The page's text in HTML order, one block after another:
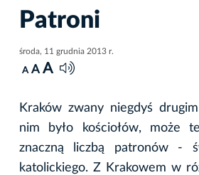
Patroni
środa, 11 grudnia 2013 r.
A A A
Kraków zwany niegdyś
nim było kościołów, może
znaczną liczbą patronów -
katolickiego. Z Krakowem w